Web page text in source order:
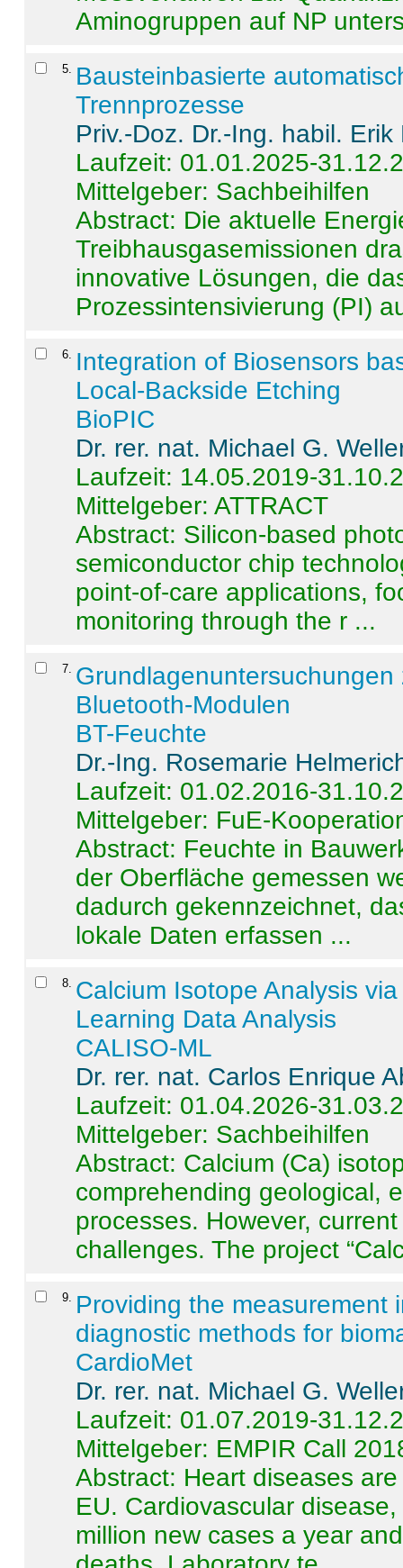
Aminogruppen auf NP
5
Bausteinbasierte
Trennprozesse
Priv.-Doz. Dr.-Ing. habil. Erik
Laufzeit: 01.01.2025-
Mittelgeber: Sachbeihilfen
Abstract: Die aktuelle
Treibhausgasemissionen
innovative Lösungen, die
Prozessintensivierung (PI)
6
Integration of Biosensors
Local-Backside Etching
BioPIC
Dr. rer. nat. Michael G.
Laufzeit: 14.05.2019-
Mittelgeber: ATTRACT
Abstract: Silicon-based
semiconductor chip
point-of-care applications,
monitoring through the r ...
7
Bluetooth-Modulen
BT-Feuchte
Dr.-Ing. Rosemarie
Laufzeit: 01.02.2016-
Mittelgeber: FuE-
Abstract: Feuchte in
der Oberfläche gemessen
dadurch gekennzeichnet,
lokale Daten erfassen ...
8 Calcium Isotope Analysis
Learning Data Analysis
CALISO-ML
Dr. rer. nat. Carlos Enrique
Laufzeit: 01.04.2026-
Mittelgeber: Sachbeihilfen
Abstract: Calcium (Ca)
comprehending geological,
processes. However,
challenges. The project
9
Providing the measurement
diagnostic methods for
CardioMet
Dr. rer. nat. Michael G.
Laufzeit: 01.07.2019-
Mittelgeber: EMPIR Call
Abstract: Heart diseases
EU. Cardiovascular
million new cases a year